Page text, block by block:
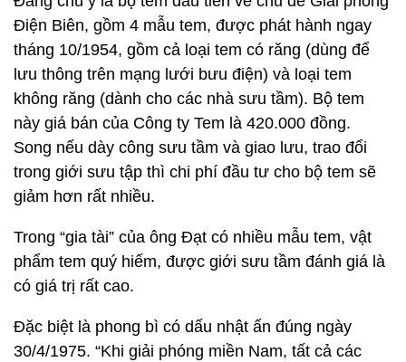
Điện Biên, gồm 4 mẫu tem, được phát hành ngay
tháng 10/1954, gồm cả loại tem có răng (dùng để
lưu thông trên mạng lưới bưu điện) và loại tem
không răng (dành cho các nhà sưu tầm). Bộ tem
này giá bán của Công ty Tem là 420.000 đồng.
Song nếu dày công sưu tầm và giao lưu, trao đổi
trong giới sưu tập thì chi phí đầu tư cho bộ tem sẽ
giảm hơn rất nhiều.
Trong “gia tài” của ông Đạt có nhiều mẫu tem, vật
phẩm tem quý hiếm, được giới sưu tầm đánh giá là
có giá trị rất cao.
Đặc biệt là phong bì có dấu nhật ấn đúng ngày
30/4/1975. “Khi giải phóng miền Nam, tất cả các